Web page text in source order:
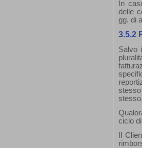
In
delle
gg. di
3.5.2
Salvo
ciclo
Il